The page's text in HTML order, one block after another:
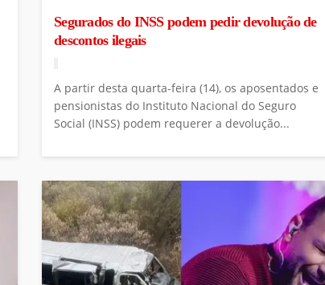
Segurados do INSS podem pedir devolução de
descontos ilegais
A partir desta quarta-feira (14), os aposentados e
pensionistas do Instituto Nacional do Seguro
Social (INSS) podem requerer a devolução...